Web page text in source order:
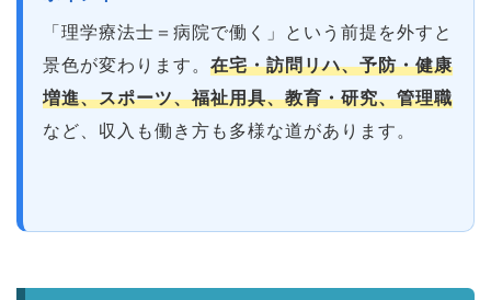
「理学療法士＝病院で働く」という前提を外すと
景色が変わります。 在宅・訪問リハ、予防・健康
増進、スポーツ、福祉用具、教育・研究、管理職
など、収入も働き方も多様な道があります。